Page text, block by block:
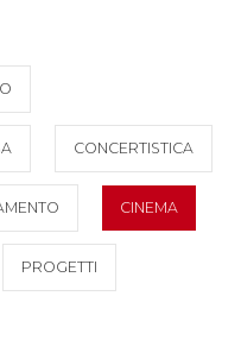
CONCERTISTICA
CINEMA
PROGETTI